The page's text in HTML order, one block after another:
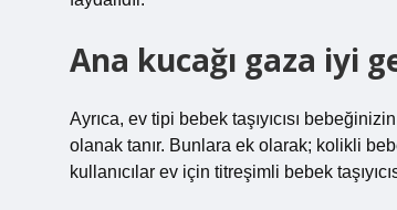
Ana kucağı gaza iyi
Ayrıca, ev tipi bebek taşıyıcısı
olanak tanır. Bunlara ek olarak; kolikli
kullanıcılar ev için titreşimli bebek